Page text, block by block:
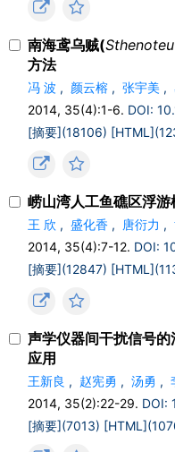
南海鸢乌贼(
方法
冯 波 , 颜云榕 , 张宇美 ,
2014, 35(4):1-6. DOI:
[摘要](18106)
崂山湾人工鱼礁区浮
王 欣 , 盛化香 , 唐衍力 ,
2014, 35(4):7-12. DOI:
[摘要](12847)
声学仪器间干扰信号
应用
王新良 , 赵宪勇 , 汤勇 ,
2014, 35(2):22-29. DOI:
[摘要](7013)